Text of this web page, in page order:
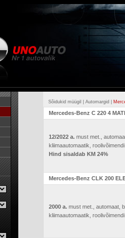
Sõidukid müügil Automargid
Mercedes-Benz C 220 4
12/2022 a.must met.,
kliimaautomaatik,
Hind sisaldab KM 24%
Mercedes-Benz CLK 200
2000 a.must met., automaat,
kliimaautomaatik,